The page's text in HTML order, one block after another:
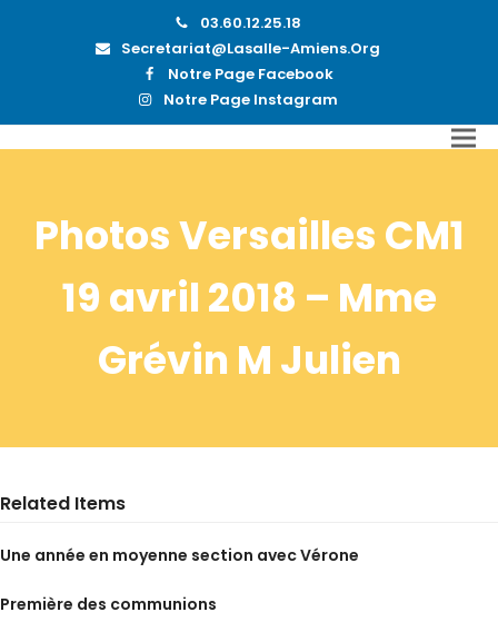
03.60.12.25.18
Secretariat@lasalle-Amiens.org
Notre Page Facebook
Notre Page Instagram
Photos Versailles CM1
19 avril 2018 – Mme
Grévin M Julien
Related Items
Une année en moyenne section avec Vérone
Première des communions